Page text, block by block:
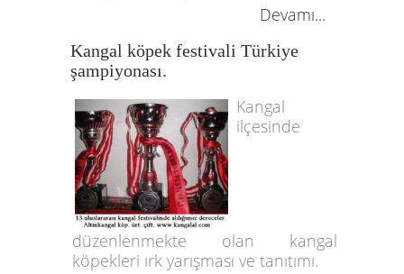
Devamı...
Kangal köpek festivali Türkiye
şampiyonası.
Kangal
ilçesinde
düzenlenmekte olan kangal
köpekleri ırk yarışması ve tanıtımı.